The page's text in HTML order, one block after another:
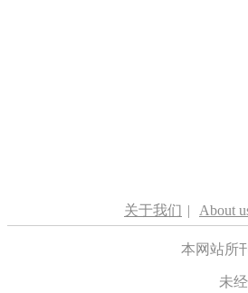
关于我们 | About
本网站所
未